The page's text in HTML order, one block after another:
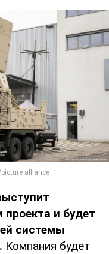
и будет
системы
Компания будет